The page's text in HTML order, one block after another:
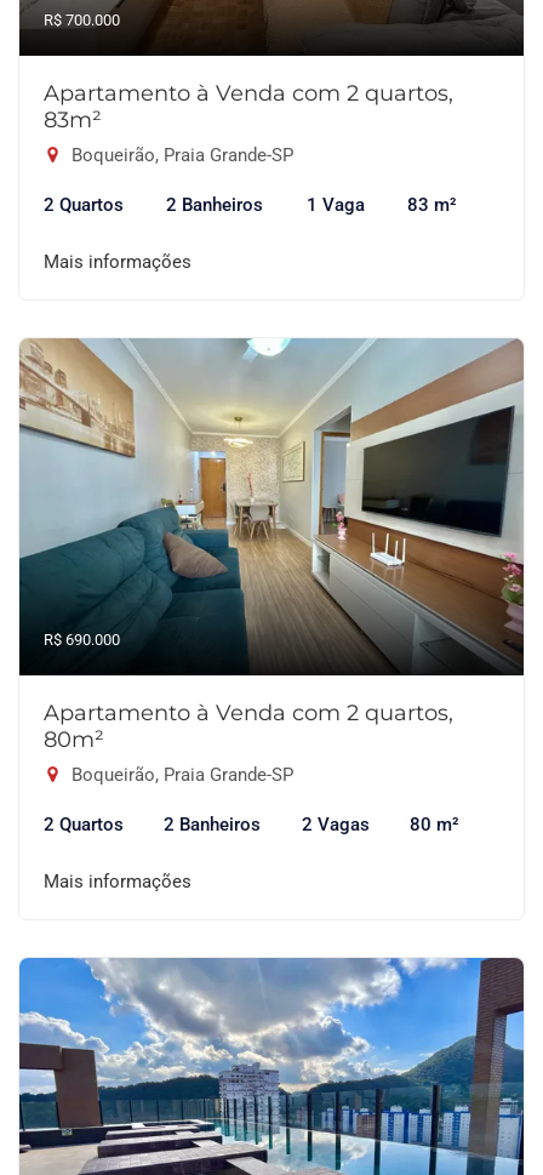
R$ 700.000
Apartamento à Venda com 2 quartos,
83m²
Boqueirão, Praia Grande-SP
2 Quartos 2 Banheiros 1 Vaga 83 m²
Mais informações
R$ 690.000
Apartamento à Venda com 2 quartos,
80m²
Boqueirão, Praia Grande-SP
2 Quartos 2 Banheiros 2 Vagas 80 m²
Mais informações